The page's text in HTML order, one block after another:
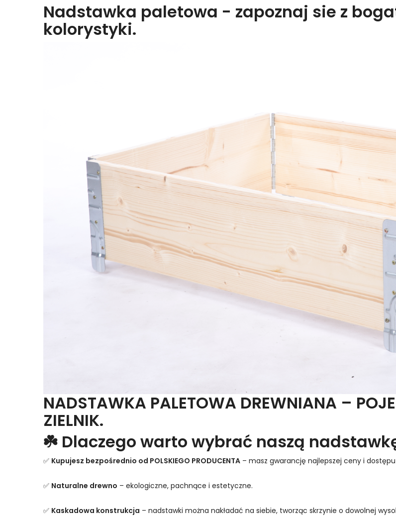
Nadstawka paletowa - zapoznaj sie z
kolorystyki.
NADSTAWKA PALETOWA DREWNIANA –
ZIELNIK.
☘️ Dlaczego warto wybrać naszą
✅ Kupujesz bezpośrednio od POLSKIEGO PRODUCENTA – masz gwarancję najlepszej ceny i
✅ Naturalne drewno – ekologiczne, pachnące i estetyczne.
✅ Kaskadowa konstrukcja – nadstawki można nakładać na siebie, tworząc skrzynie o dowolnej